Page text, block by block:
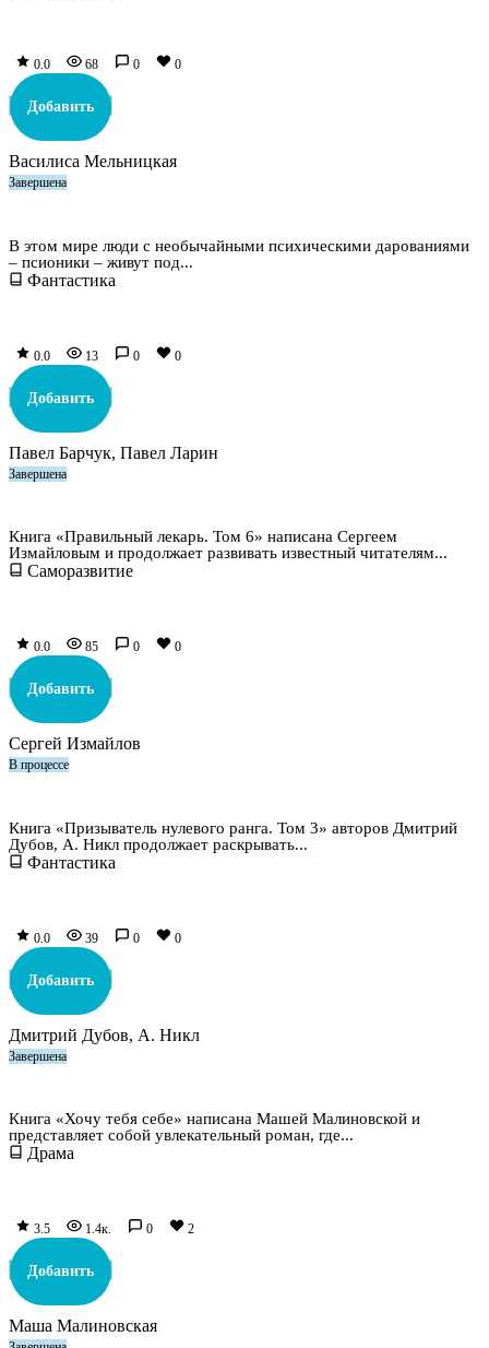
0.0 68 0 0
Добавить
Василиса Мельницкая
Завершена
В этом мире люди с необычайными психическими дарованиями
– псионики – живут под...
Фантастика
0.0 13 0 0
Добавить
Павел Барчук, Павел Ларин
Завершена
Книга «Правильный лекарь. Том 6» написана Сергеем
Измайловым и продолжает развивать известный читателям...
Саморазвитие
0.0 85 0 0
Добавить
Сергей Измайлов
В процессе
Книга «Призыватель нулевого ранга. Том 3» авторов Дмитрий
Дубов, А. Никл продолжает раскрывать...
Фантастика
0.0 39 0 0
Добавить
Дмитрий Дубов, А. Никл
Завершена
Книга «Хочу тебя себе» написана Машей Малиновской и
представляет собой увлекательный роман, где...
Драма
3.5 1.4к. 0 2
Добавить
Маша Малиновская